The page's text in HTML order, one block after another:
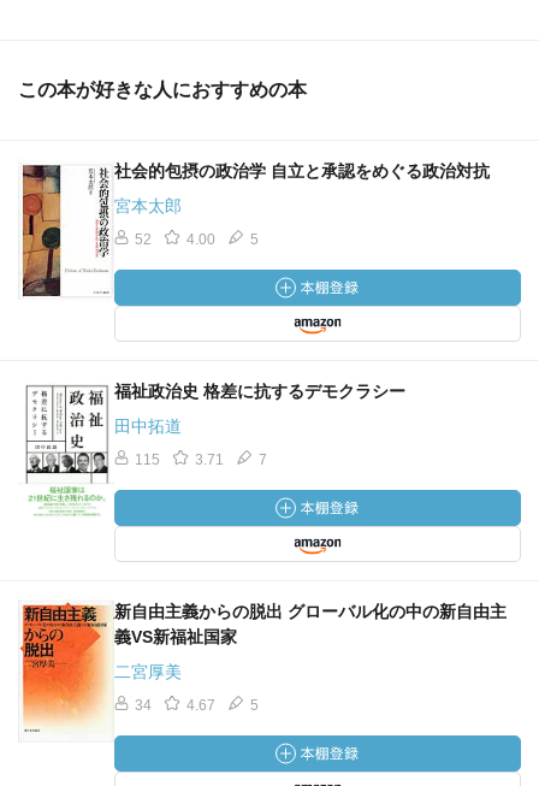
この本が好きな人におすすめの本
社会的包摂の政治学 自立と承認をめぐる政治対抗
宮本太郎
52 4.00 5
福祉政治史 格差に抗するデモクラシー
田中拓道
115 3.71 7
新自由主義からの脱出 グローバル化の中の新自由主
義VS新福祉国家
二宮厚美
34 4.67 5